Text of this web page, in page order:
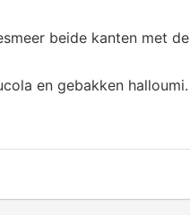
beide kanten met de
en gebakken halloumi.